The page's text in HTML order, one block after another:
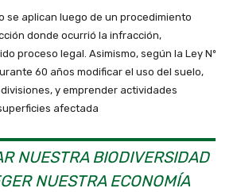
se aplican luego de un procedimiento
donde ocurrió la infracción,
proceso legal. Asimismo, según la Ley Nº
60 años modificar el uso del suelo,
y emprender actividades
afectada
NUESTRA BIODIVERSIDAD
NUESTRA ECONOMÍA